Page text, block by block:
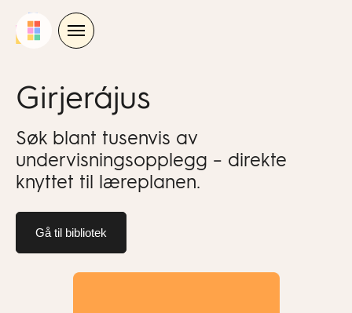
Girjerájus
Søk blant tusenvis av
undervisningsopplegg – direkte
knyttet til læreplanen.
Gå til bibliotek